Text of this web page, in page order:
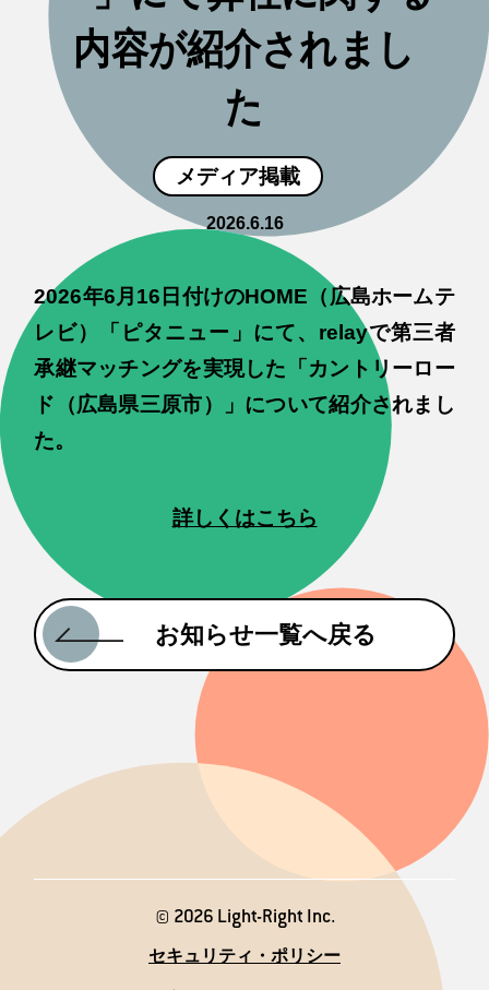
内容が紹介されまし
た
メディア掲載
2026.6.16
2026年6月16日付けのHOME（広島ホームテ
レビ）「ピタニュー」にて、relayで第三者
承継マッチングを実現した「カントリーロー
ド（広島県三原市）」について紹介されまし
た。
詳しくはこちら
お知らせ一覧へ戻る
© 2026 Light-Right Inc.
セキュリティ・ポリシー